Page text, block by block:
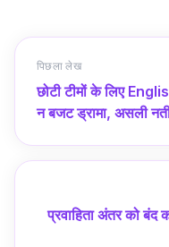
पिछला लेख
छोटी टीमों के लिए
न बजट ड्रामा, असली
प्रवाहिता अंतर को